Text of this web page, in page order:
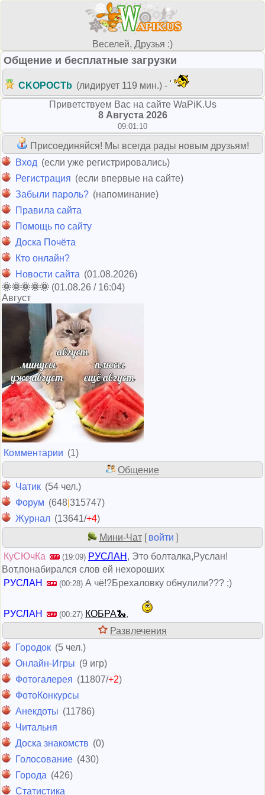
Веселей, Друзья :)
Общение и бесплатные загрузки
CKOPOCTb (лидирует 119 мин.) -
Приветствуем Вас на сайте WaPiK.Us
8 Августа 2026
09:01:10
Присоединяйся! Мы всегда рады новым друзьям!
Вход (если уже регистрировались)
Регистрация (если впервые на сайте)
Забыли пароль? (напоминание)
Правила сайта
Помощь по сайту
Доска Почёта
Кто онлайн?
Новости сайта (01.08.2026)
🌞🌞🌞🌞🌞 (01.08.26 / 16:04)
Август
Комментарии (1)
Общение
Чатик (54 чел.)
Форум (648 315747)
Журнал (13641/+4)
Мини-Чат[ войти ]
КуСЮчКа
(19:09) РУСЛАН , Это болталка,Руслан!
Вот,понабирался слов ей нехороших
РУСЛАН
(00:28) А чë!?Брехаловку обнулили??? ;)
РУСЛАН (00:27) КОБРА🐍,
Развлечения
Городок (5 чел.)
Онлайн-Игры (9 игр)
Фотогалерея (11807/+2)
ФотоКонкурсы
Анекдоты (11786)
Читальня
Доска знакомств (0)
Голосование (430)
Города (426)
Статистика